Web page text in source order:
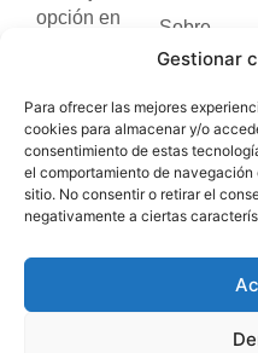
Gestionar
Para ofrecer las mejores
cookies para almacenar y/o
consentimiento de estas
el comportamiento de
sitio. No consentir o retirar el
negativamente a ciertas
opción en
furgonetas
rápido y
seguro en
Valencia y
Andorra.
Sobre
nosotros
Blog
Contacto